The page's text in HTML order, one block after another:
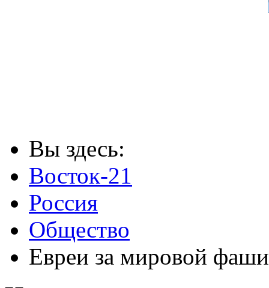
Вы здесь:
Восток-21
Россия
Общество
Евреи за мировой